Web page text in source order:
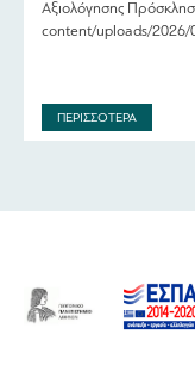
Αξιολόγησης
content/uploads/2026/
ΠΕΡΙΣΣΟΤΕΡΑ